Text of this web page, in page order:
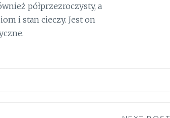
półprzezroczysty, a
i stan cieczy. Jest on